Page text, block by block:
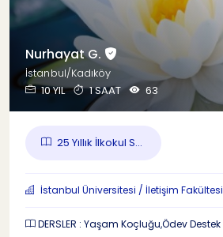
Nurhayat G.
İstanbul/Kadıköy
10 YIL
1 SAAT 63
25 Yıllık İlkokul S...
İstanbul Üniversitesi / İletişim Fakültesi
DERSLER : Yaşam Koçluğu,Ödev Destek